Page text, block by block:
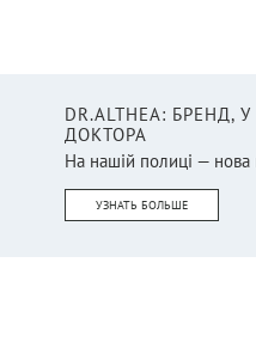
DR.ALTHEA:
ДОКТОРА
На нашій полиці — нова
УЗНАТЬ БОЛЬШЕ